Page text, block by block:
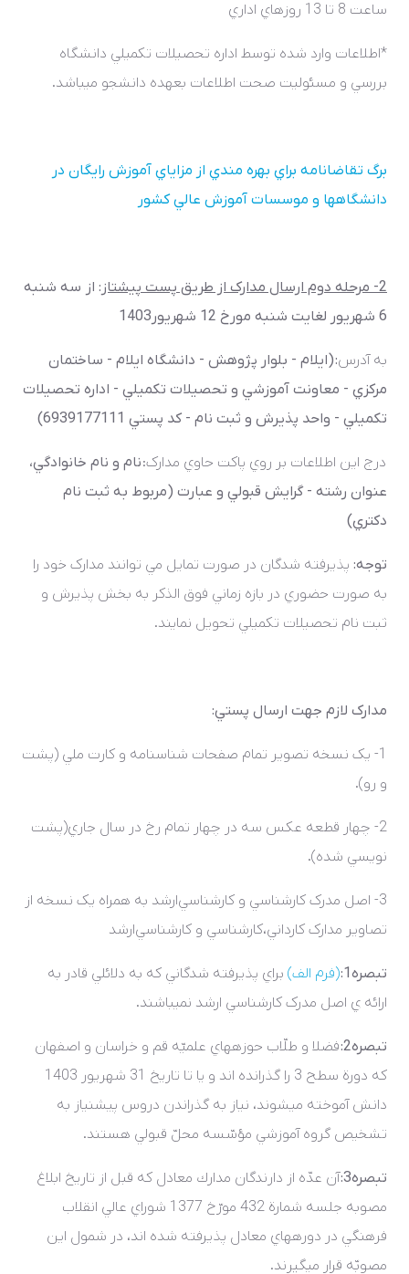
ساعت 8 تا 13 روزهاي اداري
*اطلاعات وارد شده توسط اداره تحصيلات تکميلي دانشگاه
بررسي و مسئوليت صحت اطلاعات بعهده دانشجو مي­باشد.
برگ تقاضانامه براي بهره مندي از مزاياي آموزش رايگان در
دانشگاهها و موسسات آموزش عالي کشور
2- مرحله دوم ارسال مدارک از طريق پست پيشتاز
: از سه شنبه
6 شهريور لغايت شنبه مورخ 12 شهريور1403
به آدرس: (ايلام - بلوار پژوهش - دانشگاه ايلام - ساختمان
مرکزي - معاونت آموزشي و تحصيلات تکميلي - اداره تحصيلات
تکميلي - واحد پذيرش و ثبت نام - کد پستي 6939177111)
درج اين اطلاعات بر روي پاکت حاوي مدارک:نام و نام خانوادگي،
عنوان رشته - گرايش قبولي و عبارت (مربوط به ثبت نام
دکتري)
توجه: پذيرفته شدگان در صورت تمايل مي توانند مدارک خود را
به صورت حضوري در بازه زماني فوق الذکر به بخش پذيرش و
ثبت نام تحصيلات تکميلي تحويل نمايند.
مدارک لازم جهت ارسال پستي:
1- يک نسخه تصوير تمام صفحات شناسنامه و کارت ملي (پشت
و رو).
2- چهار قطعه عکس سه در چهار تمام رخ در سال جاري(پشت
نويسي شده).
3- اصل مدرک کارشناسي و کارشناسي‌ارشد به همراه يک نسخه از
تصاوير مدارک کارداني،کارشناسي و کارشناسي‌ارشد
تبصره1: (فرم الف) براي پذيرفته ­شدگاني که به دلائلي قادر به
ارائه ­ي اصل مدرک کارشناسي ارشد نمي­باشند.
تبصره2:
فضلا و طلّاب حوزه­هاي علميّه قم و خراسان و اصفهان
که دورة سطح 3 را گذرانده ­اند و يا تا تاريخ 31 شهريور 1403
دانش آموخته مي­شوند، نياز به گذراندن دروس پيشنياز به
تشخيص گروه آموزشي مؤسّسه محلّ قبولي هستند.
تبصره3:
آن عدّه از دارندگان مدارك معادل که قبل از تاريخ ابلاغ
مصوبه جلسه شمارة 432 مورّخ 1377 شوراي عالي انقلاب
فرهنگي در دوره­هاي معادل پذيرفته شده ­اند، در شمول اين
مصوبّه قرار مي­گيرند.